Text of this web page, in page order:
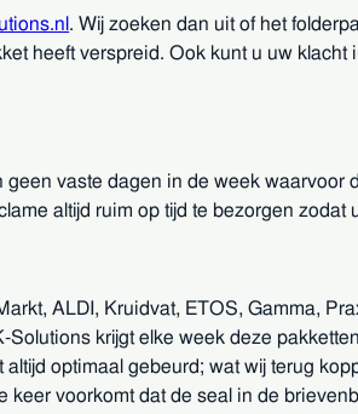
. Wij zoeken dan uit of het
heeft verspreid. Ook kunt u uw klacht
vaste dagen in de week waarvoor
altijd ruim op tijd te bezorgen zodat
ALDI, Kruidvat, ETOS, Gamma,
krijgt elke week deze
optimaal gebeurd; wat wij terug
voorkomt dat de seal in de